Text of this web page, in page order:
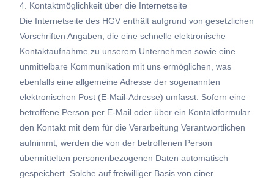
4. Kontaktmöglichkeit über die Internetseite
Die Internetseite des HGV enthält aufgrund von gesetzlichen
Vorschriften Angaben, die eine schnelle elektronische
Kontaktaufnahme zu unserem Unternehmen sowie eine
unmittelbare Kommunikation mit uns ermöglichen, was
ebenfalls eine allgemeine Adresse der sogenannten
elektronischen Post (E-Mail-Adresse) umfasst. Sofern eine
betroffene Person per E-Mail oder über ein Kontaktformular
den Kontakt mit dem für die Verarbeitung Verantwortlichen
aufnimmt, werden die von der betroffenen Person
übermittelten personenbezogenen Daten automatisch
gespeichert. Solche auf freiwilliger Basis von einer